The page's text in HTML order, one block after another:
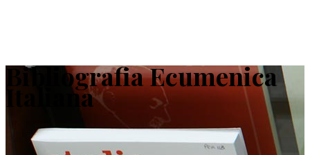
Bibliografia Ecumenica
Italiana